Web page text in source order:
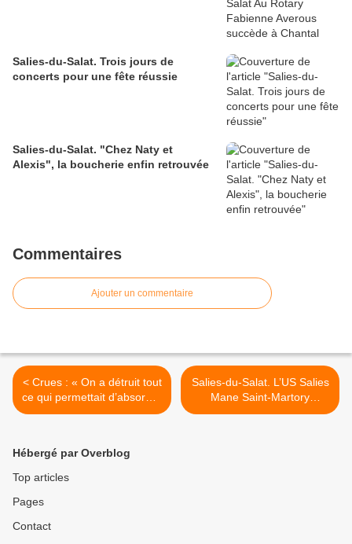
Salies-du-Salat. Trois jours de
concerts pour une fête réussie
Salies-du-Salat. "Chez Naty et
Alexis", la boucherie enfin retrouvée
Commentaires
Ajouter un commentaire
< Crues : « On a détruit tout
ce qui permettait d’absorber
la pluie »
Salies-du-Salat. L’US Salies
Mane Saint-Martory
s’engage pour le football
Hébergé par Overblog
Top articles
Pages
Contact